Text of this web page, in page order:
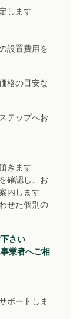
します
設置費用を
格の目安な
テップへお
きます
確認し、お
内します
せた個別の
さい
業者へご相
ポートしま